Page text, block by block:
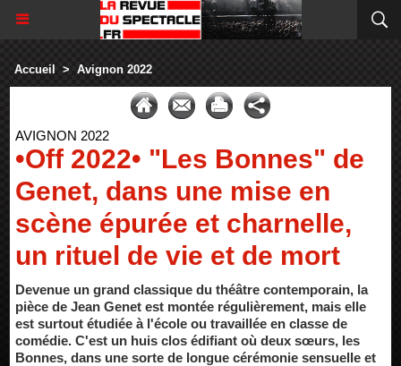
Accueil > Avignon 2022
AVIGNON 2022
•Off 2022• "Les Bonnes" de
Genet, dans une mise en
scène épurée et charnelle,
un rituel de vie et de mort
Devenue un grand classique du théâtre contemporain, la
pièce de Jean Genet est montée régulièrement, mais elle
est surtout étudiée à l'école ou travaillée en classe de
comédie. C'est un huis clos édifiant où deux sœurs, les
Bonnes, dans une sorte de longue cérémonie sensuelle et